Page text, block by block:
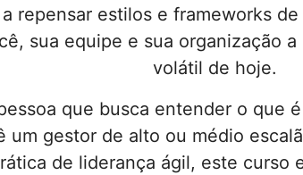
repensar estilos e frameworks
sua equipe e sua organização
volátil de hoje.
que busca entender o que
um gestor de alto ou médio
de liderança ágil, este